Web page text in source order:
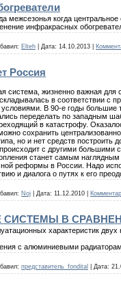
межсезонья когда
инфракрасных
Elteh| Дата: 14.10.2013
Россия
система, жизненно важная для
в соответствии с
В 90-е годы большие
переделать по западным
в катастрофу.
сохранить
но и нет средств построить
с другими большими
станет самым наглядным
реформы в России. Надо
и диалога о путях к его
Noj| Дата: 11.12.2010
В
характеристик
с алюминиевыми
представитель_fondital Дата: